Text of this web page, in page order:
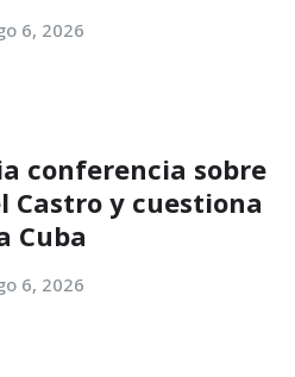
6, 2026
conferencia sobre
Castro y cuestiona
Cuba
6, 2026